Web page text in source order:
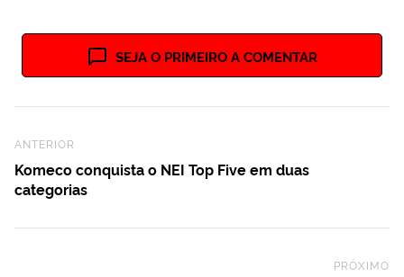
SEJA O PRIMEIRO A COMENTAR
Previous Post
ANTERIOR
Komeco conquista o NEI Top Five em duas
categorias
PRÓXIMO